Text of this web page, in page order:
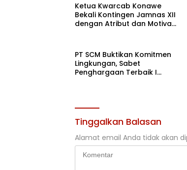
Ketua Kwarcab Konawe
Bekali Kontingen Jamnas XII
dengan Atribut dan Motivasi,
PT SCM Buktikan Komitmen
Lingkungan, Sabet
Penghargaan Terbaik I
Tinggalkan Balasan
Alamat email Anda tidak akan